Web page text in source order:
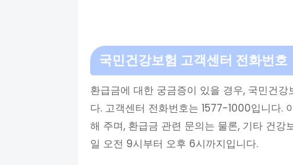
국민건강보험 고객센터 전화번호
환급금에 대한 궁금증이 있을 경우, 국민건
다. 고객센터 전화번호는 1577-1000입니다.
해 주며, 환급금 관련 문의는 물론, 기타 건강
일 오전 9시부터 오후 6시까지입니다.